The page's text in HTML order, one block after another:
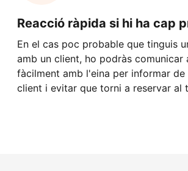
Reacció ràpida si hi ha cap
En el cas poc probable que tinguis
amb un client, ho podràs comunicar
fàcilment amb l'eina per informar
client i evitar que torni a reservar al